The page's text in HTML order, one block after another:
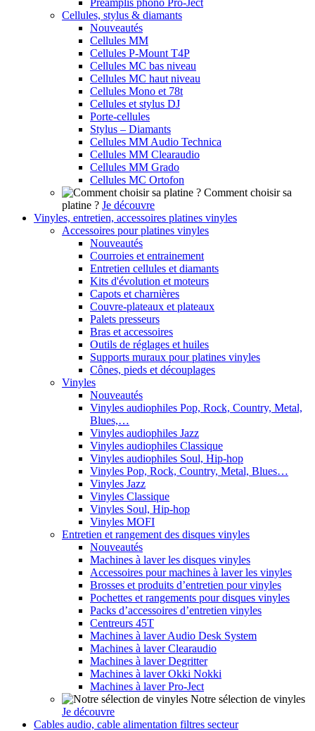
Cellules, stylus & diamants
Nouveautés
Cellules MM
Cellules P-Mount T4P
Cellules MC bas niveau
Cellules MC haut niveau
Cellules Mono et 78t
Cellules et stylus DJ
Porte-cellules
Stylus – Diamants
Cellules MM Audio Technica
Cellules MM Clearaudio
Cellules MM Grado
Cellules MC Ortofon
Comment choisir sa
platine ? Je découvre
Vinyles, entretien, accessoires platines vinyles
Accessoires pour platines vinyles
Nouveautés
Courroies et entrainement
Entretien cellules et diamants
Kits d'évolution et moteurs
Capots et charnières
Couvre-plateaux et plateaux
Palets presseurs
Bras et accessoires
Outils de réglages et huiles
Supports muraux pour platines vinyles
Cônes, pieds et découplages
Vinyles
Nouveautés
Vinyles audiophiles Pop, Rock, Country, Metal,
Blues,…
Vinyles audiophiles Jazz
Vinyles audiophiles Classique
Vinyles audiophiles Soul, Hip-hop
Vinyles Pop, Rock, Country, Metal, Blues…
Vinyles Jazz
Vinyles Classique
Vinyles Soul, Hip-hop
Vinyles MOFI
Entretien et rangement des disques vinyles
Nouveautés
Machines à laver les disques vinyles
Accessoires pour machines à laver les vinyles
Brosses et produits d’entretien pour vinyles
Pochettes et rangements pour disques vinyles
Packs d’accessoires d’entretien vinyles
Centreurs 45T
Machines à laver Audio Desk System
Machines à laver Clearaudio
Machines à laver Degritter
Machines à laver Okki Nokki
Machines à laver Pro-Ject
Notre sélection de vinyles
Je découvre
Cables audio, cable alimentation filtres secteur